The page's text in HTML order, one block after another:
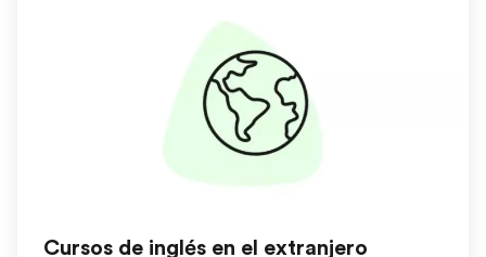
Cursos de inglés en el extranjero